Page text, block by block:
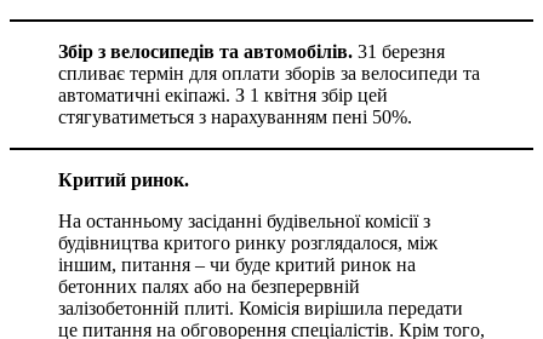
Збір з велосипедів та автомобілів. 31 березня
спливає термін для оплати зборів за велосипеди та
автоматичні екіпажі. З 1 квітня збір цей
стягуватиметься з нарахуванням пені 50%.
Критий ринок.
На останньому засіданні будівельної комісії з
будівництва критого ринку розглядалося, між
іншим, питання – чи буде критий ринок на
бетонних палях або на безперервній
залізобетонній плиті. Комісія вирішила передати
це питання на обговорення спеціалістів. Крім того,